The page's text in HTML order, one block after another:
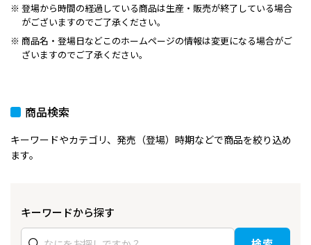
登場から時間の経過している商品は生産・販売が終了している場合
がございますのでご了承ください。
商品名・登場日などこのホームページの情報は変更になる場合がご
ざいますのでご了承ください。
商品検索
キーワードやカテゴリ、発売（登場）時期などで商品を絞り込め
ます。
キーワードから探す